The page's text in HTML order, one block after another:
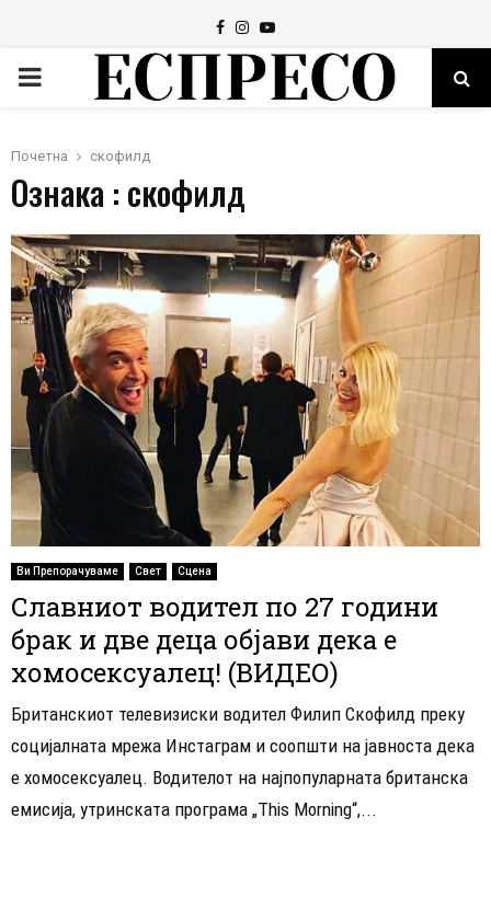
Facebook
Instagram
Youtube
PRIMARY
Почетна скофилд
Ознака : скофилд
Ви Препорачуваме Свет Сцена
Славниот водител по 27 години
брак и две деца објави дека е
хомосексуалец! (ВИДЕО)
Британскиот телевизиски водител Филип Скофилд преку
социјалната мрежа Инстаграм и соопшти на јавноста дека
е хомосексуалец. Водителот на најпопуларната британска
емисија, утринската програма „This Morning“,...